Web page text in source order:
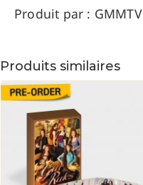
Produit par : GMMTV
Produits similaires